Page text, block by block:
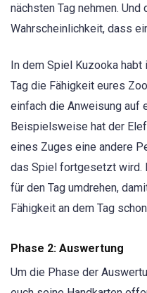
nächsten Tag nehmen. Und
Wahrscheinlichkeit, dass
In dem Spiel Kuzooka habt
Tag die Fähigkeit eures
einfach die Anweisung auf
Beispielsweise hat der
eines Zuges eine andere
das Spiel fortgesetzt wird.
für den Tag umdrehen,
Fähigkeit an dem Tag
Phase 2: Auswertung
Um die Phase der